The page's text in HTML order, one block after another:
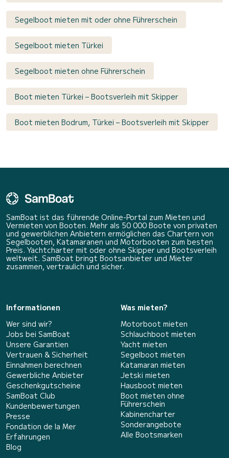
Segelboot mieten mit oder ohne Führerschein
Segelboot mieten Türkei
Segelboot mieten ohne Führerschein
Boot mieten Türkei – Bootsverleih mit Skipper
Boot mieten Bodrum, Türkei – Bootsverleih mit Skipper
SamBoat ist das führende Online-Portal zum Mieten und
Vermieten von Booten. Mehr als 50 000 Boote von privaten
und gewerblichen Anbietern ermöglichen das Chartern von
Segelbooten, Katamaranen und Motorbooten zum besten
Preis. Yachtcharter mit oder ohne Skipper und Bootsverleih
weltweit. SamBoat bringt Bootsanbieter und Mieter
zusammen, vertraulich und sicher.
Informationen
Wer sind wir?
Jobs bei SamBoat
Unsere Garantien
Vertrauen & Sicherheit
Einnahmen berechnen
Gewerbliche Anbieter
Geschenkgutscheine
SamBoat Club
Kundenbewertungen
Presse
Fondation de la Mer
Erfahrungen
Blog
Was mieten?
Motorboot mieten
Schlauchboot mieten
Yacht mieten
Segelboot mieten
Katamaran mieten
Jetski mieten
Hausboot mieten
Boot mieten ohne
Führerschein
Kabinencharter
Sonderangebote
Alle Bootsmarken